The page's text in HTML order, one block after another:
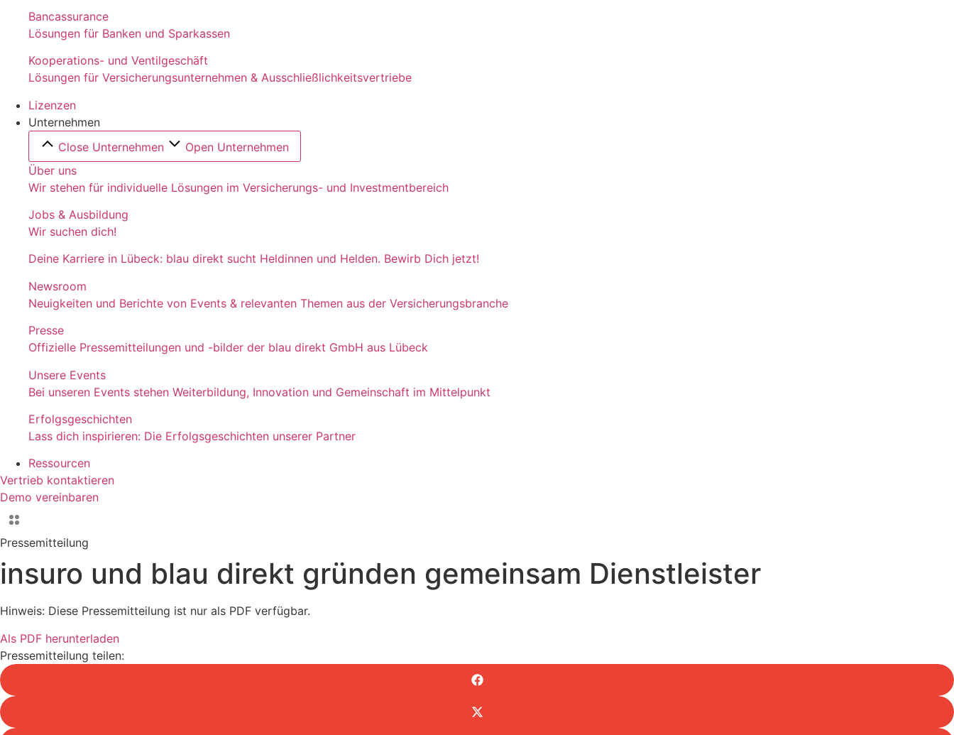
Bancassurance
Lösungen für Banken und Sparkassen
Kooperations- und Ventilgeschäft
Lösungen für Versicherungsunternehmen & Ausschließlichkeitsvertriebe
Lizenzen
Unternehmen
Close Unternehmen
Open Unternehmen
Über uns
Wir stehen für individuelle Lösungen im Versicherungs- und Investmentbereich
Jobs & Ausbildung
Wir suchen dich!
Deine Karriere in Lübeck: blau direkt sucht Heldinnen und Helden. Bewirb Dich jetzt!
Newsroom
Neuigkeiten und Berichte von Events & relevanten Themen aus der Versicherungsbranche
Presse
Offizielle Pressemitteilungen und -bilder der blau direkt GmbH aus Lübeck
Unsere Events
Bei unseren Events stehen Weiterbildung, Innovation und Gemeinschaft im Mittelpunkt
Erfolgsgeschichten
Lass dich inspirieren: Die Erfolgsgeschichten unserer Partner
Ressourcen
Vertrieb kontaktieren
Demo vereinbaren
Pressemitteilung
insuro und blau direkt gründen gemeinsam Dienstleister
Hinweis: Diese Pressemitteilung ist nur als PDF verfügbar.
Als PDF herunterladen
Pressemitteilung teilen: